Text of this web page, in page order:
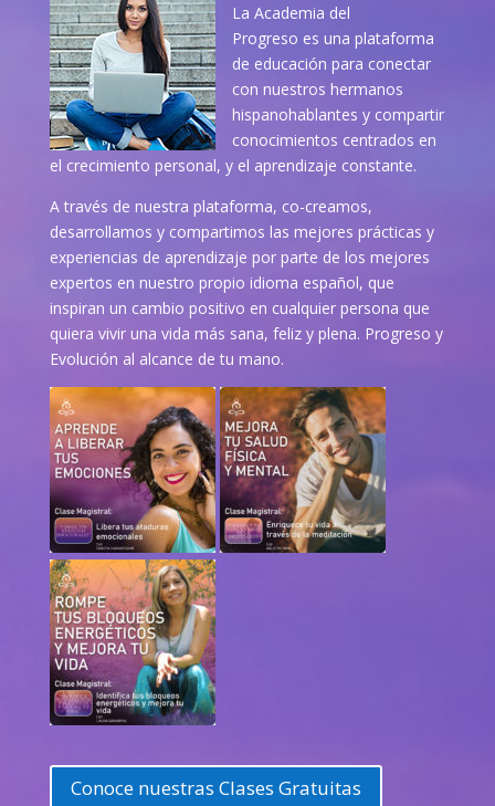
La Academia del
Progreso es una plataforma
de educación para conectar
con nuestros hermanos
hispanohablantes y compartir
conocimientos centrados en
el crecimiento personal, y el aprendizaje constante.
A través de nuestra plataforma, co-creamos,
desarrollamos y compartimos las mejores prácticas y
experiencias de aprendizaje por parte de los mejores
expertos en nuestro propio idioma español, que
inspiran un cambio positivo en cualquier persona que
quiera vivir una vida más sana, feliz y plena. Progreso y
Evolución al alcance de tu mano.
Conoce nuestras Clases Gratuitas